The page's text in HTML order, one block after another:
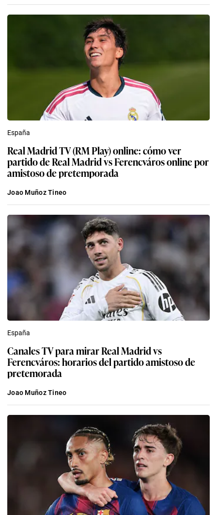
España
Real Madrid TV (RM Play) online: cómo ver
partido de Real Madrid vs Ferencváros online por
amistoso de pretemporada
Joao Muñoz Tineo
España
Canales TV para mirar Real Madrid vs
Ferencváros: horarios del partido amistoso de
pretemorada
Joao Muñoz Tineo